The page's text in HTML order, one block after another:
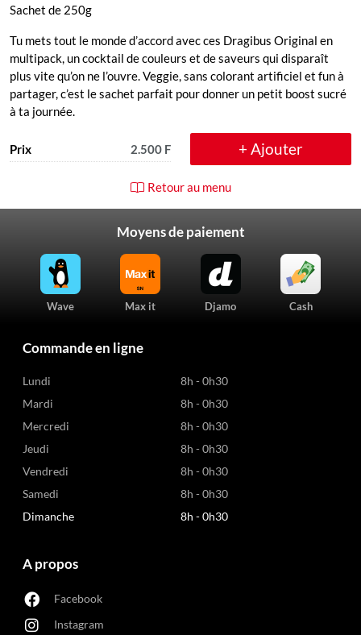
Sachet de 250g
Tu mets tout le monde d’accord avec ces Dragibus Original en
multipack, un cocktail de couleurs et de saveurs qui disparaît
plus vite qu’on ne l’ouvre. Veggie, sans colorant artificiel et fun à
partager, c’est le sachet parfait pour donner un petit boost sucré
à ta journée.
Prix 2.500 F + Ajouter
Retour au menu
Moyens de paiement
Wave Max it Djamo Cash
Commande en ligne
Lundi
8h - 0h30
Mardi
8h - 0h30
Mercredi
8h - 0h30
Jeudi
8h - 0h30
Vendredi
8h - 0h30
Samedi
8h - 0h30
Dimanche
8h - 0h30
A propos
Facebook
Instagram